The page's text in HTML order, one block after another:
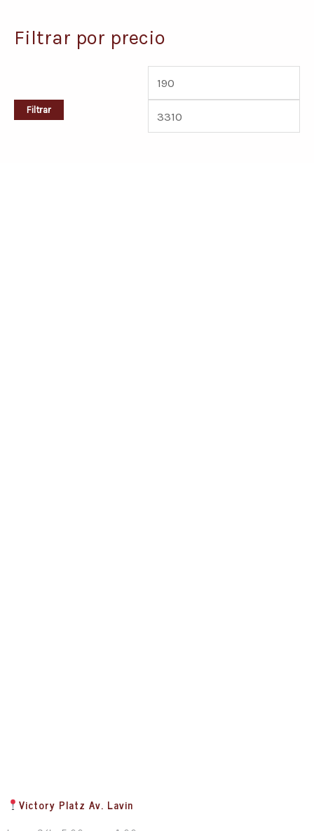
Filtrar por precio
Filtrar
Victory Platz Av. Lavin